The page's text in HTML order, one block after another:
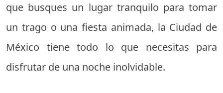
que busques un lugar tranquilo para tomar
un trago o una fiesta animada, la Ciudad de
México tiene todo lo que necesitas para
disfrutar de una noche inolvidable.